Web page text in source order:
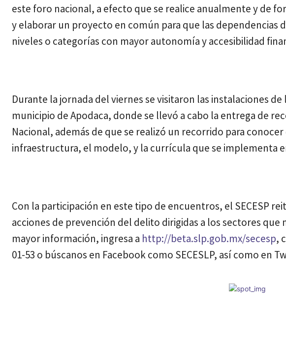
este foro nacional, a efecto que se realice anualmente y de
y elaborar un proyecto en común para que las dependencias
niveles o categorías con mayor autonomía y accesibilidad
Durante la jornada del viernes se visitaron las instalaciones
municipio de Apodaca, donde se llevó a cabo la entrega de
Nacional, además de que se realizó un recorrido para
infraestructura, el modelo, y la currícula que se implementa
Con la participación en este tipo de encuentros, el SECESP
acciones de prevención del delito dirigidas a los sectores que
mayor información, ingresa a http://beta.slp.gob.mx/secesp,
01-53 o búscanos en Facebook como SECESLP, así como en